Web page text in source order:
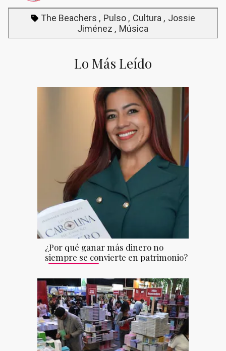
The Beachers Pulso Cultura
Jossie
Jiménez
Música
Lo Más Leído
¿Por qué ganar más dinero no
siempre se convierte en patrimonio?